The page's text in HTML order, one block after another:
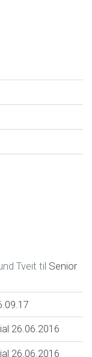
Tveit til Senior
26.06.2016
26.06.2016